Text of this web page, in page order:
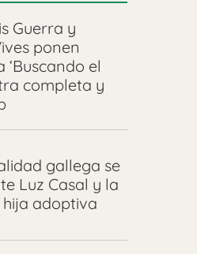
Guerra y
ponen
‘Buscando el
completa y
gallega se
Luz Casal y la
adoptiva